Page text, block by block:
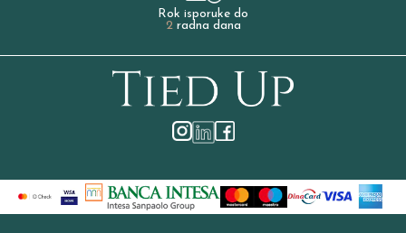
Rok isporuke do
2radna dana